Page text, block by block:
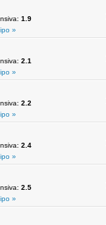
1.9
»
2.1
»
2.2
»
2.4
»
2.5
»